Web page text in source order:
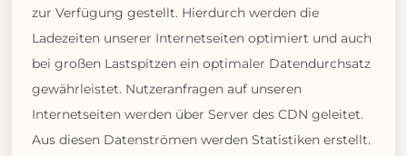
zur Verfügung gestellt. Hierdurch werden die
Ladezeiten unserer Internetseiten optimiert und auch
bei großen Lastspitzen ein optimaler Datendurchsatz
gewährleistet. Nutzeranfragen auf unseren
Internetseiten werden über Server des CDN geleitet.
Aus diesen Datenströmen werden Statistiken erstellt.